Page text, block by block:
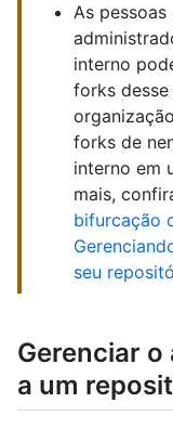
As
interno
forks
forks de
interno em
mais,
bifurcação
seu
Gerenciar
a um